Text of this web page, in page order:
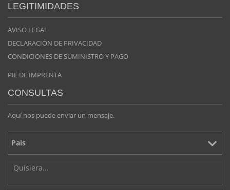
LEGITIMIDADES
AVISO LEGAL
DECLARACIÓN DE PRIVACIDAD
CONDICIONES DE SUMINISTRO Y PAGO
PIE DE IMPRENTA
CONSULTAS
Aquí nos puede enviar un mensaje.